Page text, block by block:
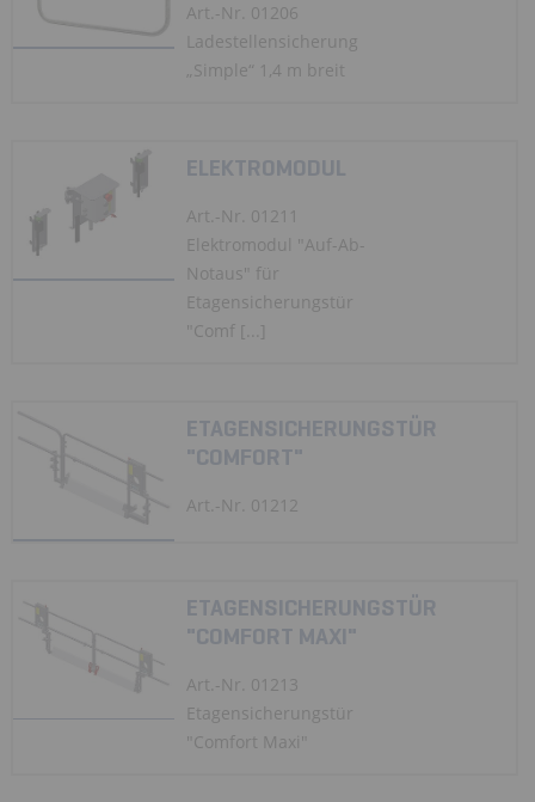
Art.-Nr. 01206
Ladestellensicherung
„Simple“ 1,4 m breit
ELEKTROMODUL
Art.-Nr. 01211
Elektromodul "Auf-Ab-
Notaus" für
Etagensicherungstür
"Comf [...]
ETAGENSICHERUNGSTÜR
"COMFORT"
Art.-Nr. 01212
ETAGENSICHERUNGSTÜR
"COMFORT MAXI"
Art.-Nr. 01213
Etagensicherungstür
"Comfort Maxi"